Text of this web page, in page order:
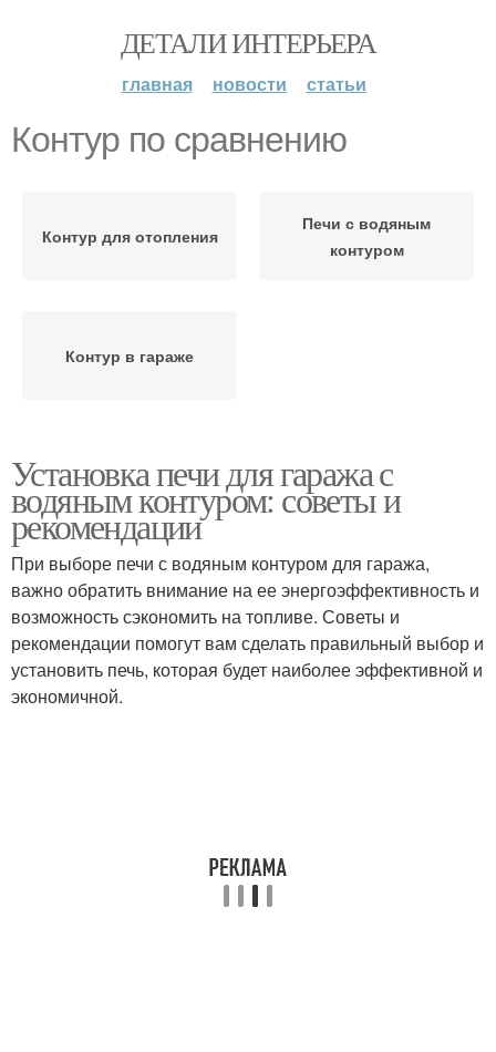
ДЕТАЛИ ИНТЕРЬЕРА
главная новости статьи
Контур по сравнению
Контур для отопления
Печи с водяным
контуром
Контур в гараже
Установка печи для гаража с
водяным контуром: советы и
рекомендации
При выборе печи с водяным контуром для гаража,
важно обратить внимание на ее энергоэффективность и
возможность сэкономить на топливе. Советы и
рекомендации помогут вам сделать правильный выбор и
установить печь, которая будет наиболее эффективной и
экономичной.